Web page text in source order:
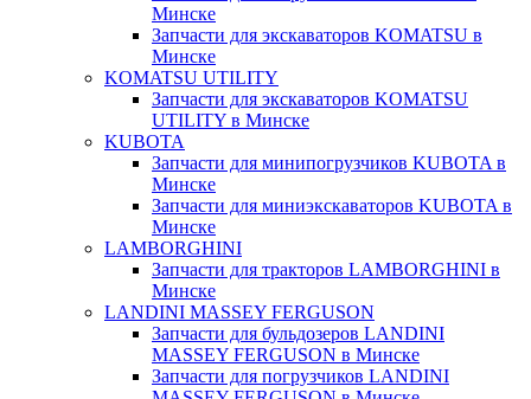
Минске
Запчасти для экскаваторов KOMATSU в
Минске
KOMATSU UTILITY
Запчасти для экскаваторов KOMATSU
UTILITY в Минске
KUBOTA
Запчасти для минипогрузчиков KUBOTA в
Минске
Запчасти для миниэкскаваторов KUBOTA в
Минске
LAMBORGHINI
Запчасти для тракторов LAMBORGHINI в
Минске
LANDINI MASSEY FERGUSON
Запчасти для бульдозеров LANDINI
MASSEY FERGUSON в Минске
Запчасти для погрузчиков LANDINI